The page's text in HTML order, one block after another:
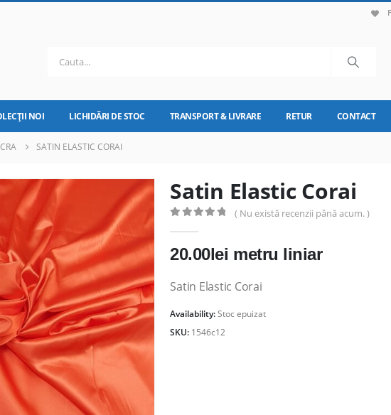
NOI LICHIDĂRI DE STOC TRANSPORT & LIVRARE RETUR CONTACT
SATIN ELASTIC CORAI
Satin Elastic Corai
( Nu există recenzii până acum. )
20.00lei metru liniar
Satin Elastic Corai
Availability:Stoc epuizat
SKU: 1546c12